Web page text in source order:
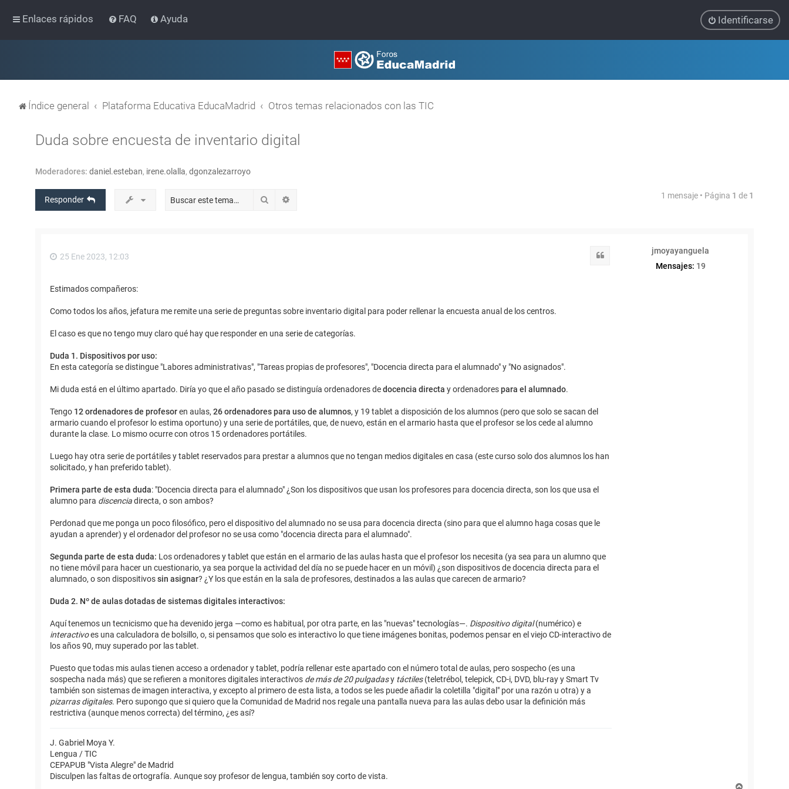
Enlaces rápidos FAQ Ayuda Identificarse
Índice general Plataforma Educativa EducaMadrid Otros temas relacionados con las TIC
Duda sobre encuesta de inventario digital
Moderadores: daniel.esteban, irene.olalla, dgonzalezarroyo
Responder Buscar 1 mensaje • Página 1 de 1
jmoyayanguela
Mensajes: 19
25 Ene 2023, 12:03
Estimados compañeros:
Como todos los años, jefatura me remite una serie de preguntas sobre inventario digital para poder rellenar la encuesta anual de los centros.
El caso es que no tengo muy claro qué hay que responder en una serie de categorías.
Duda 1. Dispositivos por uso:
En esta categoría se distingue "Labores administrativas", "Tareas propias de profesores", "Docencia directa para el alumnado" y "No asignados".
Mi duda está en el último apartado. Diría yo que el año pasado se distinguía ordenadores dedocencia directa y ordenadorespara el alumnado.
Tengo 12 ordenadores de profesoren aulas, 26 ordenadores para uso de alumnos, y 19 tablet a disposición de los alumnos (pero que solo se sacan del
armario cuando el profesor lo estima oportuno) y una serie de portátiles, que, de nuevo, están en el armario hasta que el profesor se los cede al alumno
durante la clase. Lo mismo ocurre con otros 15 ordenadores portátiles.
Luego hay otra serie de portátiles y tablet reservados para prestar a alumnos que no tengan medios digitales en casa (este curso solo dos alumnos los han
solicitado, y han preferido tablet).
Primera parte de esta duda: "Docencia directa para el alumnado" ¿Son los dispositivos que usan los profesores para docencia directa, son los que usa el
alumno para discenciadirecta, o son ambos?
Perdonad que me ponga un poco filosófico, pero el dispositivo del alumnado no se usa para docencia directa (sino para que el alumno haga cosas que le
ayudan a aprender) y el ordenador del profesor no se usa como "docencia directa para el alumnado".
Segunda parte de esta duda: Los ordenadores y tablet que están en el armario de las aulas hasta que el profesor los necesita (ya sea para un alumno que
no tiene móvil para hacer un cuestionario, ya sea porque la actividad del día no se puede hacer en un móvil) ¿son dispositivos de docencia directa para el
alumnado, o son dispositivossin asignar? ¿Y los que están en la sala de profesores, destinados a las aulas que carecen de armario?
Duda 2. Nº de aulas dotadas de sistemas digitales interactivos:
Aquí tenemos un tecnicismo que ha devenido jerga —como es habitual, por otra parte, en las "nuevas" tecnologías—. Dispositivo digital(numérico) e
interactivoes una calculadora de bolsillo, o, si pensamos que solo es interactivo lo que tiene imágenes bonitas, podemos pensar en el viejo CD-interactivo de
los años 90, muy superado por las tablet.
Puesto que todas mis aulas tienen acceso a ordenador y tablet, podría rellenar este apartado con el número total de aulas, pero sospecho (es una
sospecha nada más) que se refieren a monitores digitales interactivos de más de 20 pulgadasy táctiles(teletrébol, telepick, CD-i, DVD, blu-ray y Smart Tv
también son sistemas de imagen interactiva, y excepto al primero de esta lista, a todos se les puede añadir la coletilla "digital" por una razón u otra) y a
pizarras digitales. Pero supongo que si quiero que la Comunidad de Madrid nos regale una pantalla nueva para las aulas debo usar la definición más
restrictiva (aunque menos correcta) del término, ¿es así?
J. Gabriel Moya Y.
Lengua / TIC
CEPAPUB "Vista Alegre" de Madrid
Disculpen las faltas de ortografía. Aunque soy profesor de lengua, también soy corto de vista.